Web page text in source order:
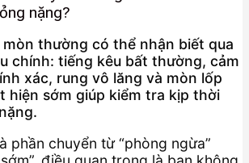
nặng?
mòn thường có thể nhận biết qua
chính: tiếng kêu bất thường, cảm
xác, rung vô lăng và mòn lốp
hiện sớm giúp kiểm tra kịp thời
phần chuyển từ “phòng ngừa”